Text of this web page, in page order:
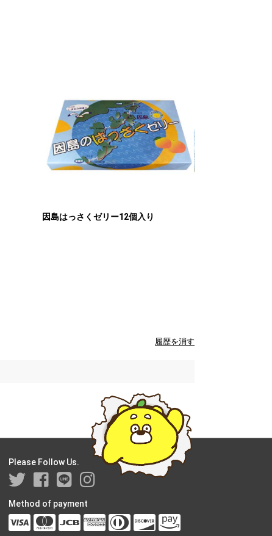
因島はっさくゼリー12個入り
履歴を消す
Please Follow Us.
Method of payment